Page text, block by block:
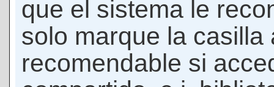
que el sistema le
solo marque la casilla
recomendable si